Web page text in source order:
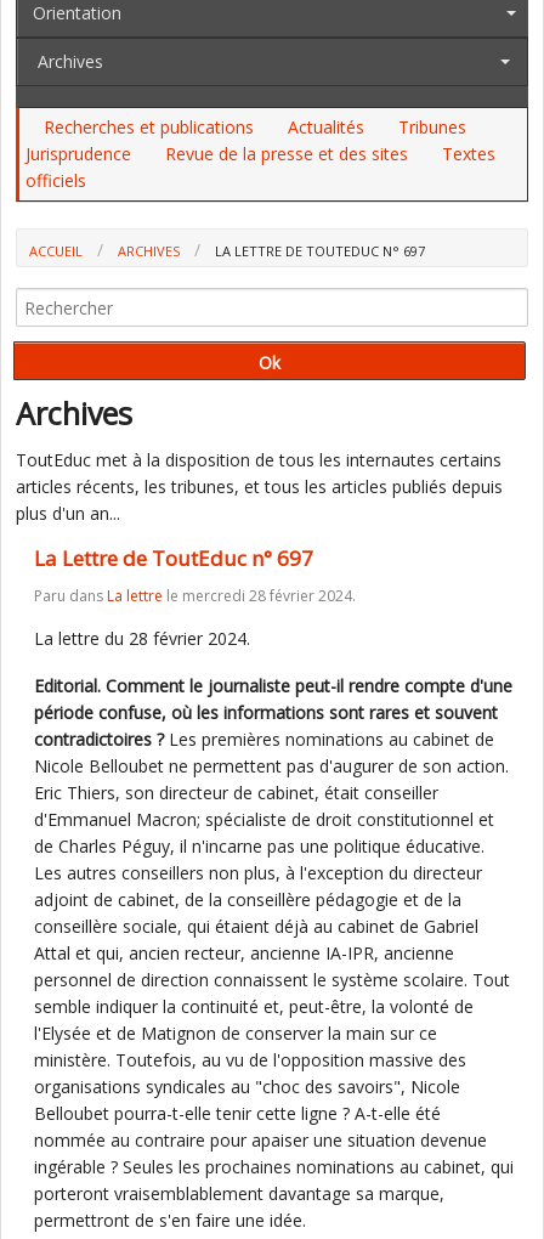
Orientation
Archives
Recherches et publications Actualités
Tribunes
Jurisprudence
Revue de la presse et des sites
Textes
officiels
ACCUEIL ARCHIVES LA LETTRE DE TOUTEDUC N° 697
Archives
ToutEduc met à la disposition de tous les internautes certains
articles récents, les tribunes, et tous les articles publiés depuis
plus d'un an...
La Lettre de ToutEduc n° 697
Paru dansLa lettre le mercredi 28 février 2024.
La lettre du 28 février 2024.
Editorial. Comment le journaliste peut-il rendre compte d'une
période confuse, où les informations sont rares et souvent
contradictoires ? Les premières nominations au cabinet de
Nicole Belloubet ne permettent pas d'augurer de son action.
Eric Thiers, son directeur de cabinet, était conseiller
d'Emmanuel Macron; spécialiste de droit constitutionnel et
de Charles Péguy, il n'incarne pas une politique éducative.
Les autres conseillers non plus, à l'exception du directeur
adjoint de cabinet, de la conseillère pédagogie et de la
conseillère sociale, qui étaient déjà au cabinet de Gabriel
Attal et qui, ancien recteur, ancienne IA-IPR, ancienne
personnel de direction connaissent le système scolaire. Tout
semble indiquer la continuité et, peut-être, la volonté de
l'Elysée et de Matignon de conserver la main sur ce
ministère. Toutefois, au vu de l'opposition massive des
organisations syndicales au "choc des savoirs", Nicole
Belloubet pourra-t-elle tenir cette ligne ? A-t-elle été
nommée au contraire pour apaiser une situation devenue
ingérable ? Seules les prochaines nominations au cabinet, qui
porteront vraisemblablement davantage sa marque,
permettront de s'en faire une idée.